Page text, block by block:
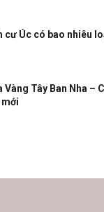
cư Úc có bao nhiêu
Vàng Tây Ban Nha –
mới